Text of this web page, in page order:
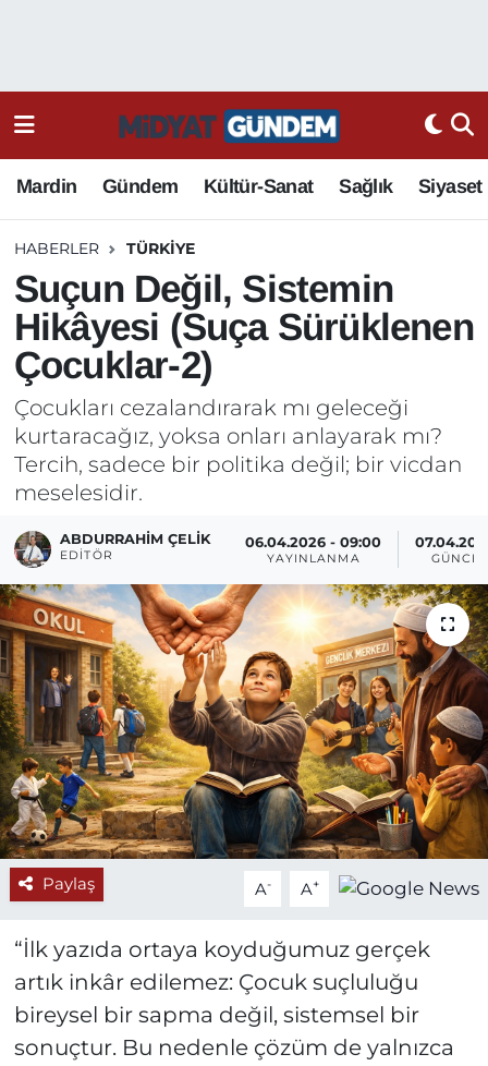
Mardin Gündem Kültür-Sanat Sağlık Siyaset
HABERLER TÜRKIYE
Suçun Değil, Sistemin
Hikâyesi (Suça Sürüklenen
Çocuklar-2)
Çocukları cezalandırarak mı geleceği
kurtaracağız, yoksa onları anlayarak mı?
Tercih, sadece bir politika değil; bir vicdan
meselesidir.
ABDURRAHIM ÇELİK
EDITÖR
06.04.2026 - 09:00
YAYINLANMA
Paylaş A- A+
“İlk yazıda ortaya koyduğumuz gerçek
artık inkâr edilemez: Çocuk suçluluğu
bireysel bir sapma değil, sistemsel bir
sonuçtur. Bu nedenle çözüm de yalnızca